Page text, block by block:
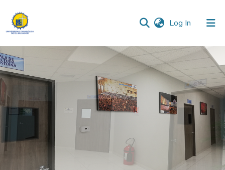
Log In (current)
Communities & Collections
All of DSpace